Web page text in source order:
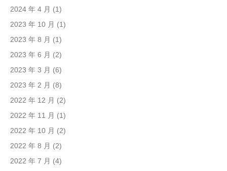
2024 年 4 月 (1)
2023 年 10 月 (1)
2023 年 8 月 (1)
2023 年 6 月 (2)
2023 年 3 月 (6)
2023 年 2 月 (8)
2022 年 12 月 (2)
2022 年 11 月 (1)
2022 年 10 月 (2)
2022 年 8 月 (2)
2022 年 7 月 (4)